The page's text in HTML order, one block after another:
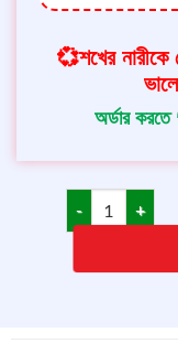
💞শখের নারীকে
অর্ডার